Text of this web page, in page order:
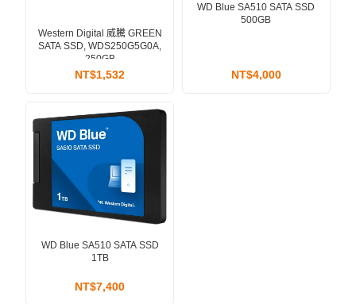
Western Digital 威騰 GREEN
SATA SSD, WDS250G5G0A,
250GB
NT$1,532
WD Blue SA510 SATA SSD
500GB
NT$4,000
WD Blue SA510 SATA SSD
1TB
NT$7,400